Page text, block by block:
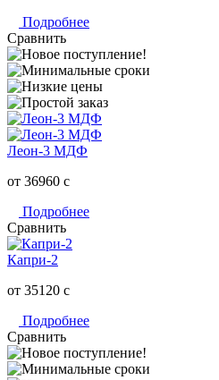
Подробнее
Сравнить
Леон-3 МДФ
от 36960 c
Подробнее
Сравнить
Капри-2
от 35120 c
Подробнее
Сравнить